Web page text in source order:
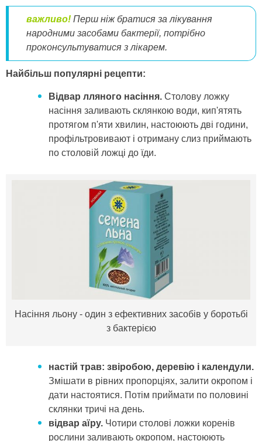
важливо! Перш ніж братися за лікування
народними засобами бактерії, потрібно
проконсультуватися з лікарем.
Найбільш популярні рецепти:
Відвар лляного насіння. Столову ложку
насіння заливають склянкою води, кип'ятять
протягом п'яти хвилин, настоюють дві години,
профільтровивают і отриману слиз приймають
по столовій ложці до їди.
Насіння льону - один з ефективних засобів у боротьбі
з бактерією
настій трав: звіробою, деревію і календули.
Змішати в рівних пропорціях, залити окропом і
дати настоятися. Потім приймати по половині
склянки тричі на день.
відвар аїру. Чотири столові ложки коренів
рослини заливають окропом, настоюють